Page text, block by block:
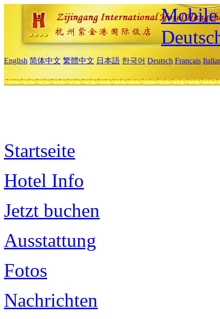
Mobile
English 简体中文 繁體中文 日本語 한국어 Deutsch Français
Startseite
Hotel Info
Jetzt buchen
Ausstattung
Fotos
Nachrichten